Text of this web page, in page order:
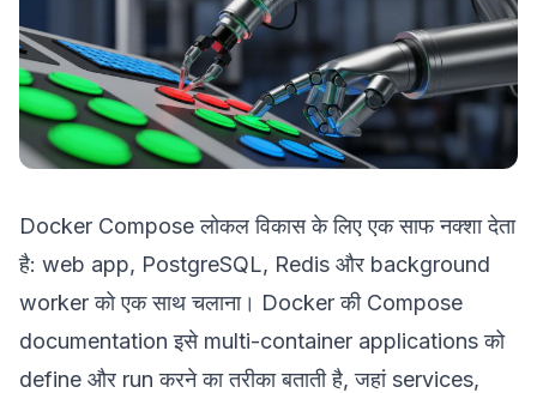
Docker Compose लोकल विकास के लिए एक साफ नक्शा देता
है: web app, PostgreSQL, Redis और background
worker को एक साथ चलाना। Docker की Compose
documentation इसे multi-container applications को
define और run करने का तरीका बताती है, जहां services,